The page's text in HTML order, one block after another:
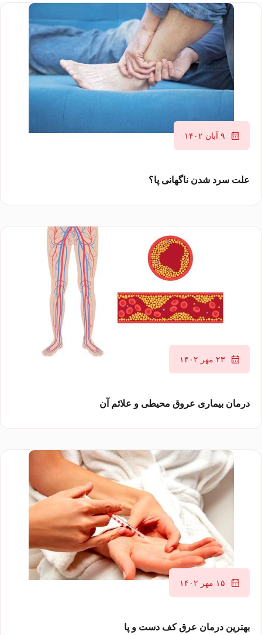
۹ آبان ۱۴۰۲
علت سرد شدن ناگهانی پا؟
۲۳ مهر ۱۴۰۲
درمان بیماری عروق محیطی و علائم آن
۱۵ مهر ۱۴۰۲
بهترین درمان عرق کف دست و پا